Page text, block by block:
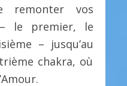
remonter vos
le premier, le
– jusqu’au
chakra, où